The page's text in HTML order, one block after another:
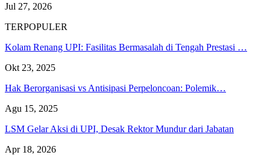
Jul 27, 2026
TERPOPULER
Kolam Renang UPI: Fasilitas Bermasalah di Tengah Prestasi …
Okt 23, 2025
Hak Berorganisasi vs Antisipasi Perpeloncoan: Polemik…
Agu 15, 2025
LSM Gelar Aksi di UPI, Desak Rektor Mundur dari Jabatan
Apr 18, 2026